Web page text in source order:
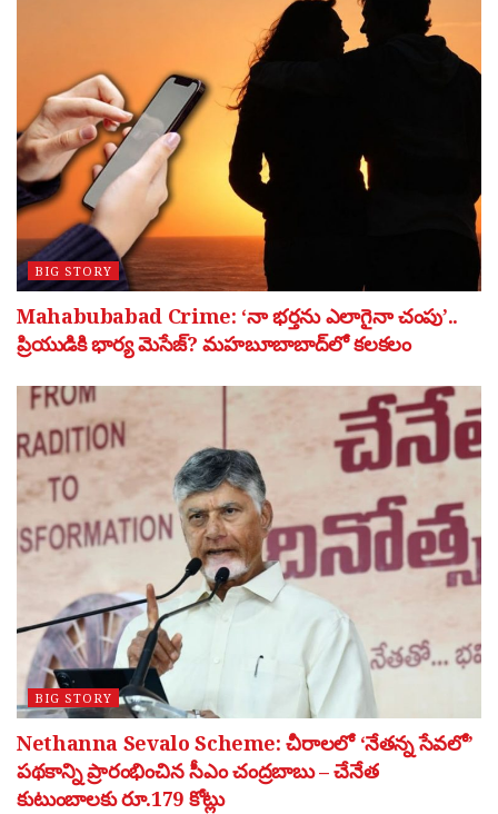
BIG STORY
Mahabubabad Crime: ‘నా భర్తను ఎలాగైనా చంపు’..
ప్రియుడికి భార్య మెసేజ్? మహబూబాబాద్‌లో కలకలం
BIG STORY
Nethanna Sevalo Scheme: చీరాలలో ‘నేతన్న సేవలో’
పథకాన్ని ప్రారంభించిన సీఎం చంద్రబాబు – చేనేత
కుటుంబాలకు రూ.179 కోట్లు